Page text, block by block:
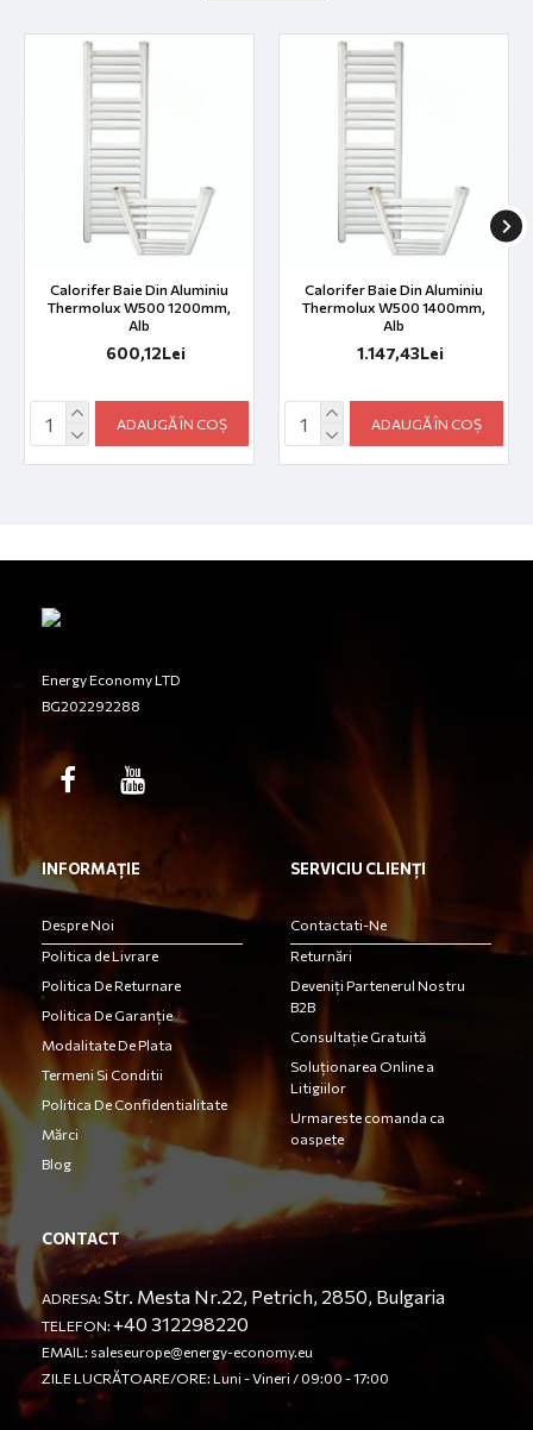
Calorifer Baie Din Aluminiu
Thermolux W500 1200mm,
Alb
600,12Lei
ADAUGĂ ÎN COȘ
Calorifer Baie Din Aluminiu
Thermolux W500 1400mm,
Alb
1.147,43Lei
ADAUGĂ ÎN COȘ
Energy Economy LTD
BG202292288
INFORMAȚIE
Despre Noi
Politica de Livrare
Politica De Returnare
Politica De Garanție
Modalitate De Plata
Termeni Si Conditii
Politica De Confidentialitate
Mărci
Blog
SERVICIU CLIENȚI
Contactati-Ne
Returnări
Deveniți Partenerul Nostru
B2B
Consultație Gratuită
Soluționarea Online a
Litigiilor
Urmareste comanda ca
oaspete
CONTACT
ADRESA:Str. Mesta Nr.22, Petrich, 2850, Bulgaria
TELEFON:+40 312298220
EMAIL: saleseurope@energy-economy.eu
ZILE LUCRĂTOARE/ORE: Luni - Vineri / 09:00 - 17:00